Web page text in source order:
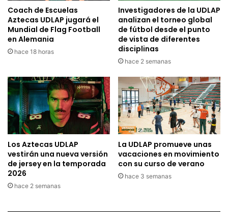
Coach de Escuelas
Aztecas UDLAP jugará el
Mundial de Flag Football
en Alemania
hace 18 horas
Investigadores de la UDLAP
analizan el torneo global
de fútbol desde el punto
de vista de diferentes
disciplinas
hace 2 semanas
Los Aztecas UDLAP
vestirán una nueva versión
de jersey en la temporada
2026
hace 2 semanas
La UDLAP promueve unas
vacaciones en movimiento
con su curso de verano
hace 3 semanas